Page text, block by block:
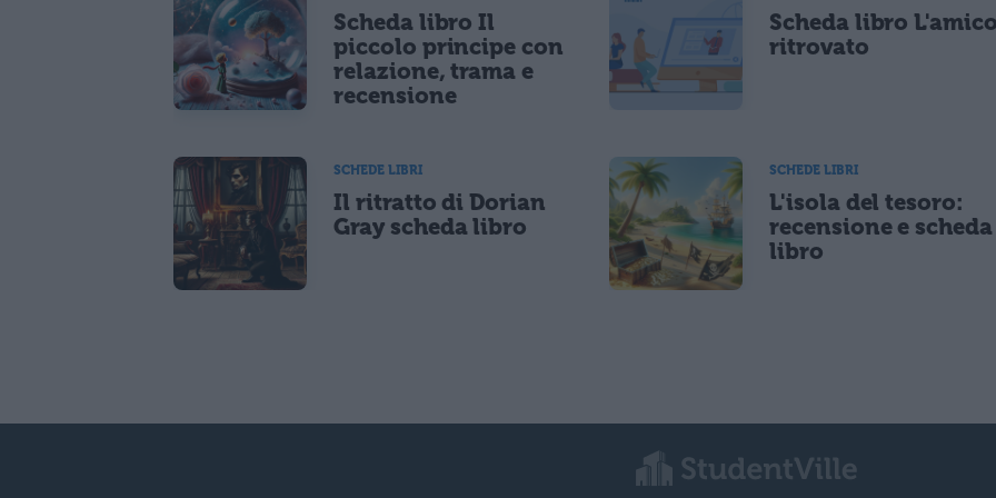
Scheda libro Il
piccolo principe con
relazione, trama e
recensione
Scheda libro
ritrovato
SCHEDE LIBRI
Il ritratto di Dorian
Gray scheda libro
SCHEDE LIBRI
L'isola del tesoro:
recensione e scheda
libro